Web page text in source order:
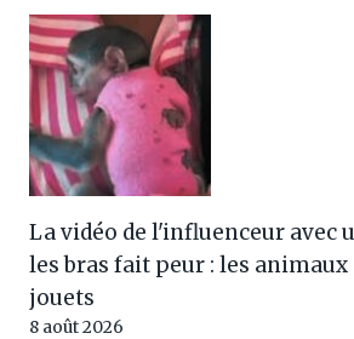
La vidéo de l'influenceur avec
les bras fait peur : les animaux
jouets
8 août 2026